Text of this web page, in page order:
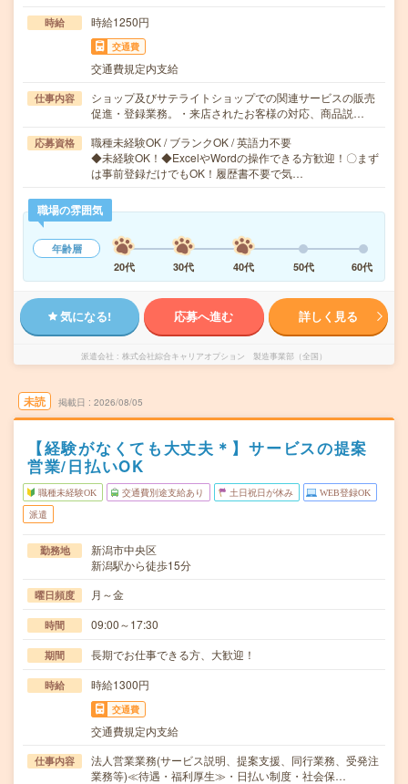
時給 時給1250円
交通費
交通費規定内支給
仕事内容
ショップ及びサテライトショップでの関連サービスの販売
促進・登録業務。・来店されたお客様の対応、商品説…
応募資格
職種未経験OK / ブランクOK / 英語力不要
◆未経験OK！◆ExcelやWordの操作できる方歓迎！〇まず
は事前登録だけでもOK！履歴書不要で気…
職場の雰囲気
年齢層
20代
30代 40代 50代 60代
気になる! 応募へ進む 詳しく見る
派遣会社 株式会社綜合キャリアオプション 製造事業部（全国）
未読 掲載日 2026/08/05
【経験がなくても大丈夫＊】サービスの提案
営業/日払いOK
職種未経験OK 交通費別途支給あり 土日祝日が休み WEB登録OK
派遣
勤務地
新潟市中央区
新潟駅から徒歩15分
曜日頻度 月～金
時間 09:00～17:30
期間 長期でお仕事できる方、大歓迎！
時給 時給1300円
交通費
交通費規定内支給
仕事内容
法人営業業務(サービス説明、提案支援、同行業務、受発注
業務等)≪待遇・福利厚生≫・日払い制度・社会保…